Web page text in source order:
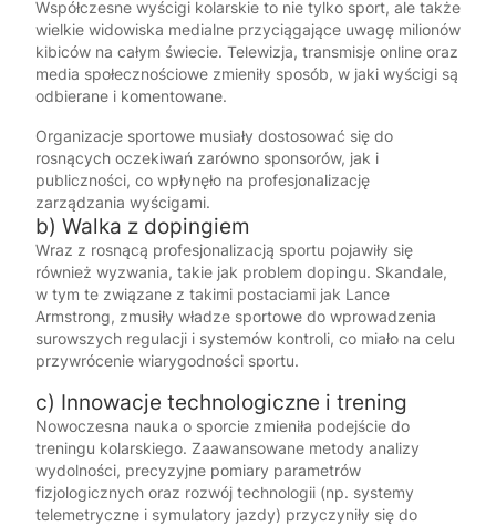
Współczesne wyścigi kolarskie to nie tylko sport, ale także
wielkie widowiska medialne przyciągające uwagę milionów
kibiców na całym świecie. Telewizja, transmisje online oraz
media społecznościowe zmieniły sposób, w jaki wyścigi są
odbierane i komentowane.
Organizacje sportowe musiały dostosować się do
rosnących oczekiwań zarówno sponsorów, jak i
publiczności, co wpłynęło na profesjonalizację
zarządzania wyścigami.
b) Walka z dopingiem
Wraz z rosnącą profesjonalizacją sportu pojawiły się
również wyzwania, takie jak problem dopingu. Skandale,
w tym te związane z takimi postaciami jak Lance
Armstrong, zmusiły władze sportowe do wprowadzenia
surowszych regulacji i systemów kontroli, co miało na celu
przywrócenie wiarygodności sportu.
c) Innowacje technologiczne i trening
Nowoczesna nauka o sporcie zmieniła podejście do
treningu kolarskiego. Zaawansowane metody analizy
wydolności, precyzyjne pomiary parametrów
fizjologicznych oraz rozwój technologii (np. systemy
telemetryczne i symulatory jazdy) przyczyniły się do